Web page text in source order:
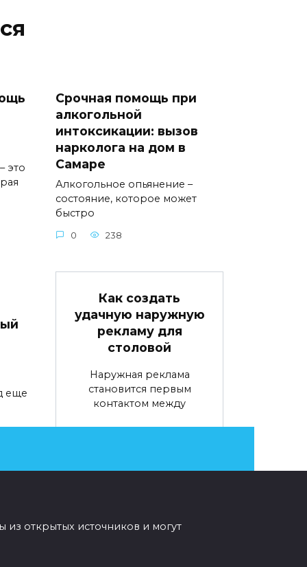
это
Срочная помощь при
алкогольной
интоксикации: вызов
нарколога на дом в
Самаре
Алкогольное опьянение –
состояние, которое может
быстро
0 238
еще
Как создать
удачную наружную
рекламу для
столовой
Наружная реклама
становится первым
контактом между
из открытых источников и могут